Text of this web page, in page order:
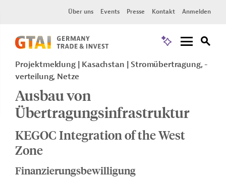
Über uns Events Presse Kontakt Anmelden
Projektmeldung Kasachstan
Stromübertragung, -
verteilung, Netze
Ausbau von
Übertragungsinfrastruktur
KEGOC Integration of the West
Zone
Finanzierungsbewilligung